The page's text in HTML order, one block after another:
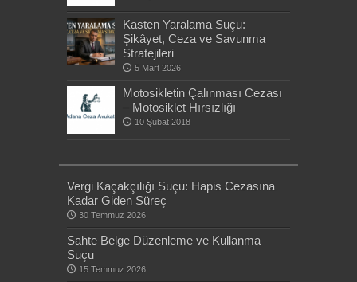
Kasten Yaralama Suçu:
Şikâyet, Ceza ve Savunma
Stratejileri
5 Mart 2026
Motosikletin Çalınması Cezası
– Motosiklet Hırsızlığı
10 Şubat 2018
Vergi Kaçakçılığı Suçu: Hapis Cezasına
Kadar Giden Süreç
30 Temmuz 2026
Sahte Belge Düzenleme ve Kullanma
Suçu
15 Temmuz 2026